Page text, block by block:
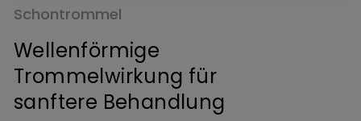
Schontrommel
Wellenförmige
Trommelwirkung für
sanftere Behandlung